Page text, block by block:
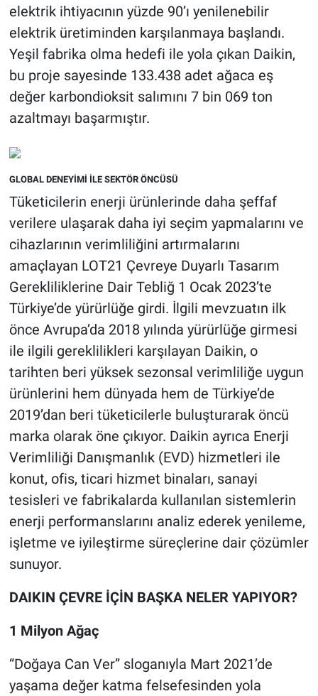
elektrik ihtiyacının yüzde 90’ı yenilenebilir
elektrik üretiminden karşılanmaya başlandı.
Yeşil fabrika olma hedefi ile yola çıkan Daikin,
bu proje sayesinde 133.438 adet ağaca eş
değer karbondioksit salımını 7 bin 069 ton
azaltmayı başarmıştır.
GLOBAL DENEYİMİ İLE SEKTÖR ÖNCÜSÜ
Tüketicilerin enerji ürünlerinde daha şeffaf
verilere ulaşarak daha iyi seçim yapmalarını ve
cihazlarının verimliliğini artırmalarını
amaçlayan LOT21 Çevreye Duyarlı Tasarım
Gerekliliklerine Dair Tebliğ 1 Ocak 2023’te
Türkiye’de yürürlüğe girdi. İlgili mevzuatın ilk
önce Avrupa’da 2018 yılında yürürlüğe girmesi
ile ilgili gereklilikleri karşılayan Daikin, o
tarihten beri yüksek sezonsal verimliliğe uygun
ürünlerini hem dünyada hem de Türkiye’de
2019’dan beri tüketicilerle buluşturarak öncü
marka olarak öne çıkıyor. Daikin ayrıca Enerji
Verimliliği Danışmanlık (EVD) hizmetleri ile
konut, ofis, ticari hizmet binaları, sanayi
tesisleri ve fabrikalarda kullanılan sistemlerin
enerji performanslarını analiz ederek yenileme,
işletme ve iyileştirme süreçlerine dair çözümler
sunuyor.
DAIKIN ÇEVRE İÇİN BAŞKA NELER YAPIYOR?
1 Milyon Ağaç
“Doğaya Can Ver” sloganıyla Mart 2021’de
yaşama değer katma felsefesinden yola